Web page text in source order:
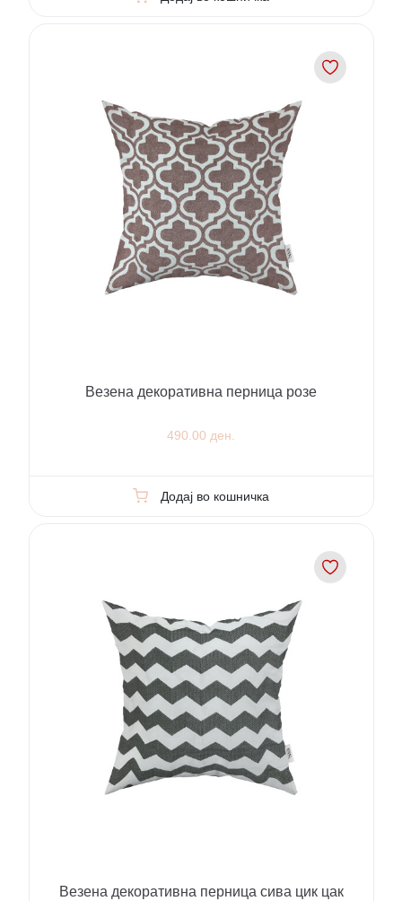
Везена декоративна перница розе
490.00 ден.
Додај во кошничка
Везена декоративна перница сива цик цак